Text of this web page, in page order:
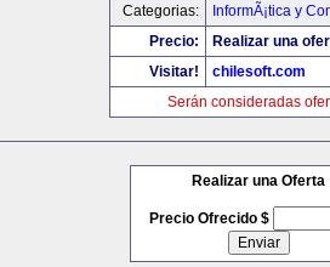
Categorias:
InformÃ¡tica y
Precio:
Realizar una
Visitar!
chilesoft.com
Serán consideradas
Realizar una Oferta
Precio Ofrecido $